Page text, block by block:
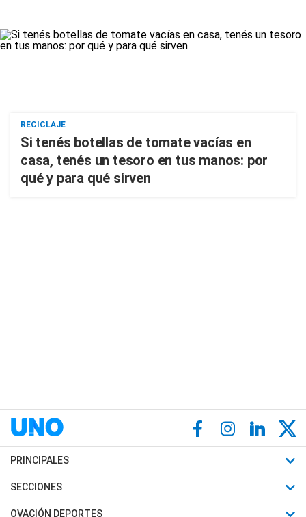
RECICLAJE
Si tenés botellas de tomate vacías en
casa, tenés un tesoro en tus manos: por
qué y para qué sirven
PRINCIPALES
Últimas Noticias
Política
SECCIONES
Horóscopo
OVACIÓN DEPORTES